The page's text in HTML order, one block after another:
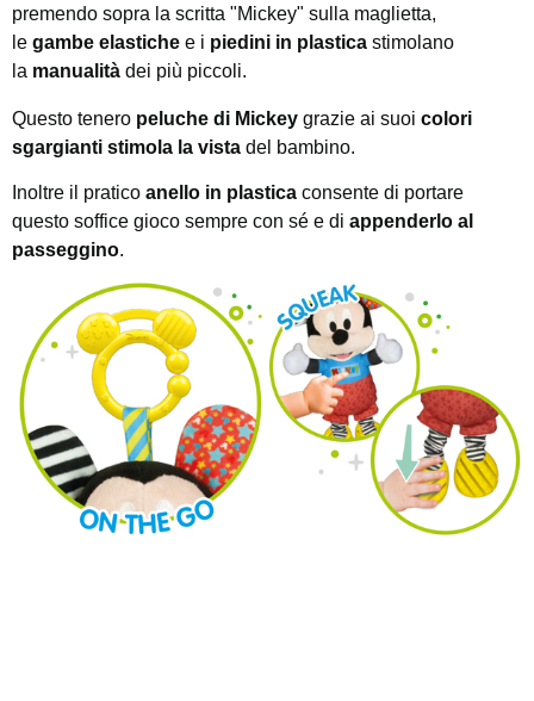
premendo sopra la scritta "Mickey" sulla maglietta,
le gambe elastiche e i piedini in plastica stimolano
la manualità dei più piccoli.
Questo tenero peluche di Mickey grazie ai suoi colori
sgargianti stimola la vista del bambino.
Inoltre il pratico anello in plastica consente di portare
questo soffice gioco sempre con sé e di appenderlo al
passeggino.